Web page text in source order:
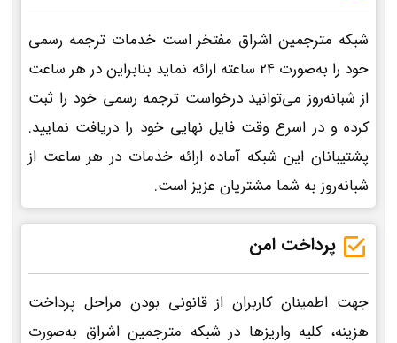
شبکه مترجمین اشراق مفتخر است خدمات ترجمه رسمی
خود را به‌صورت 24 ساعته ارائه نماید بنابراین در هر ساعت
از شبانه‌روز می‌توانید درخواست ترجمه رسمی خود را ثبت
کرده و در اسرع وقت فایل نهایی خود را دریافت نمایید.
پشتیبانان این شبکه آماده ارائه خدمات در هر ساعت از
شبانه‌روز به شما مشتریان عزیز است.
پرداخت امن
جهت اطمینان کاربران از قانونی بودن مراحل پرداخت
هزینه، کلیه واریزها در شبکه مترجمین اشراق به‌صورت